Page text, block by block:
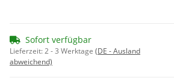
Sofort verfügbar
Lieferzeit:2 - 3 Werktage (DE - Ausland
abweichend)